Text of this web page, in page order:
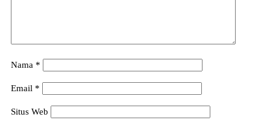
Nama *
Email *
Situs Web